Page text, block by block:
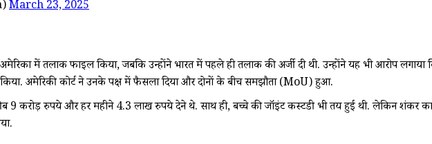
March 23, 2025
में तलाक फाइल किया, जबकि उन्होंने भारत में पहले ही तलाक की अर्जी दी थी. उन्होंने यह भी आरोप
अमेरिकी कोर्ट ने उनके पक्ष में फैसला दिया और दोनों के बीच समझौता (MoU) हुआ.
करोड़ रुपये और हर महीने 4.3 लाख रुपये देने थे. साथ ही, बच्चे की जॉइंट कस्टडी भी तय हुई थी. लेकिन शंकर का